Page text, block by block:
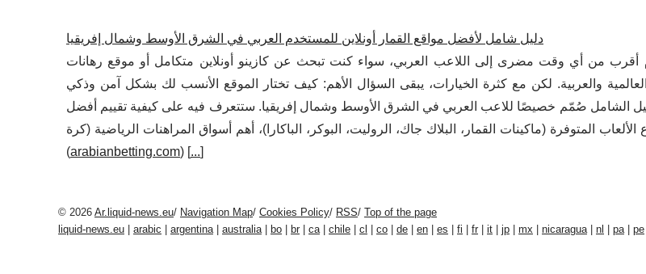
دليل شامل لأفضل مواقع القمار أونلاين للمستخدم العربي في الشرق الأوسط وشمال إفريقيا
أقرب من أي وقت مضرى إلى اللاعب العربي، سواء كنت تبحث عن كازينو أونلاين متكامل أو موقع رهانات
والعربية. لكن مع كثرة الخيارات، يبقى السؤال الأهم: كيف تختار الموقع الأنسب لك بشكل آمن وذكي
الشامل صُمّم خصيصًا للاعب العربي في الشرق الأوسط وشمال إفريقيا. ستتعرف فيه على كيفية تقييم أفضل
الألعاب المتوفرة (ماكينات القمار، البلاك جاك، الروليت، البوكر، الباكارا)، أهم أسواق المراهنات الرياضية (كرة
(arabianbetting.com) [...]
© 2026 Ar.liquid-news.eu/ Navigation Map/ Cookies Policy/ RSS/ Top of the page
liquid-news.eu
arabic argentina| australia| bo br ca| chile cl co de en es fi fr it jp mx nicaragua| nl pa| pe